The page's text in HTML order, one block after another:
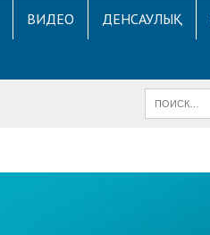
ВИДЕО ДЕНСАУЛЫҚ